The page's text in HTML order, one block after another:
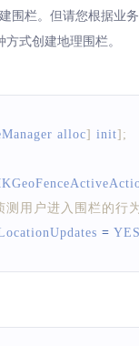
围栏。但请您根据业
式创建地理围栏。
alloc] init] ;
用户进入围栏的
= YES